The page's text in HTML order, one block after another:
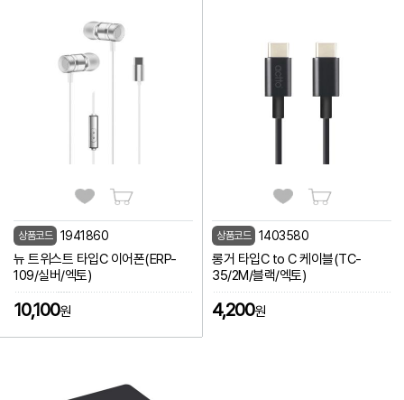
상품코드 1941860
뉴 트위스트 타입C 이어폰(ERP-
109/실버/엑토)
10,100원
상품코드 1403580
롱거 타입C to C 케이블(TC-
35/2M/블랙/엑토)
4,200원